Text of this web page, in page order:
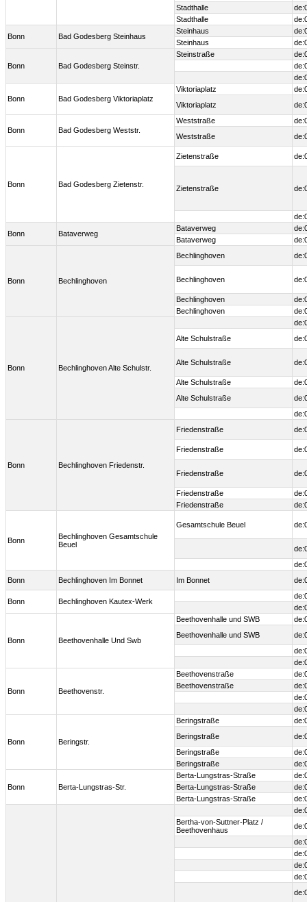
Stadthalle
Stadthalle
Bonn Bad Godesberg Steinhaus
Steinhaus
Steinhaus
Bonn Bad Godesberg Steinstr.
Steinstraße
Bonn Bad Godesberg Viktoriaplatz
Viktoriaplatz
Viktoriaplatz
Bonn Bad Godesberg Weststr.
Weststraße
Weststraße
Bonn Bad Godesberg Zietenstr.
Zietenstraße
Zietenstraße
Bonn Bataverweg
Bataverweg
Bataverweg
Bonn Bechlinghoven
Bechlinghoven
Bechlinghoven
Bechlinghoven
Bechlinghoven
Bonn Bechlinghoven Alte Schulstr.
Alte Schulstraße
Alte Schulstraße
Alte Schulstraße
Alte Schulstraße
Bonn Bechlinghoven Friedenstr.
Friedenstraße
Friedenstraße
Friedenstraße
Friedenstraße
Friedenstraße
Bonn
Bechlinghoven Gesamtschule
Beuel
Gesamtschule Beuel
Bonn
Bechlinghoven Im Bonnet Im Bonnet
Bonn Bechlinghoven Kautex-Werk
Bonn Beethovenhalle Und Swb
Beethovenhalle und SWB
Beethovenhalle und SWB
Bonn Beethovenstr.
Beethovenstraße
Beethovenstraße
Bonn Beringstr.
Beringstraße
Beringstraße
Beringstraße
Beringstraße
Bonn Berta-Lungstras-Str.
Berta-Lungstras-Straße
Berta-Lungstras-Straße
Berta-Lungstras-Straße
Bertha-von-Suttner-Platz /
Beethovenhaus